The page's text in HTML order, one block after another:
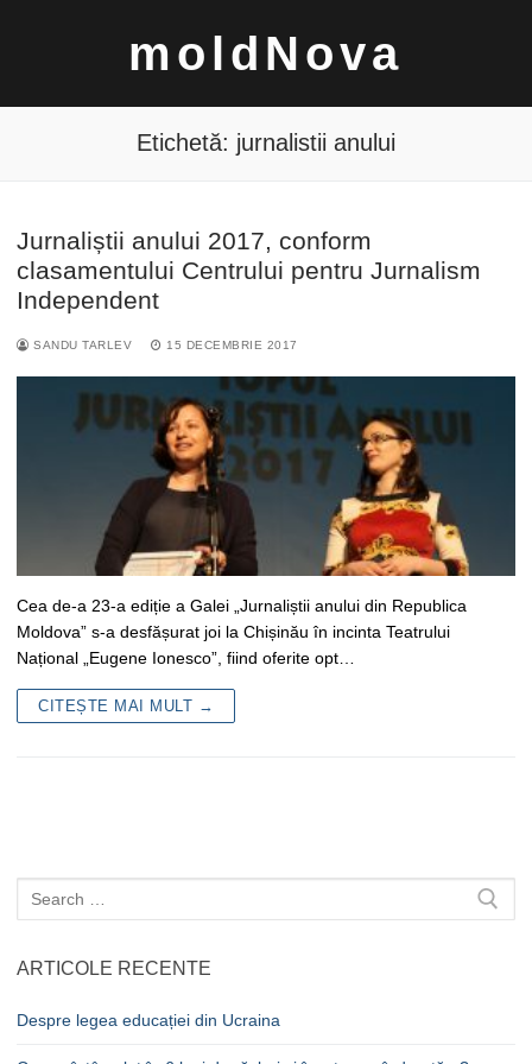
moldNova
Caută
după:
Etichetă: jurnalistii anului
Jurnaliștii anului 2017, conform
clasamentului Centrului pentru Jurnalism
Independent
SANDU TARLEV 15 DECEMBRIE 2017
Cea de-a 23-a ediție a Galei „Jurnaliștii anului din Republica
Moldova” s-a desfășurat joi la Chișinău în incinta Teatrului
Național „Eugene Ionesco”, fiind oferite opt…
CITEȘTE MAI MULT →
Caută
după:
ARTICOLE RECENTE
Despre legea educației din Ucraina